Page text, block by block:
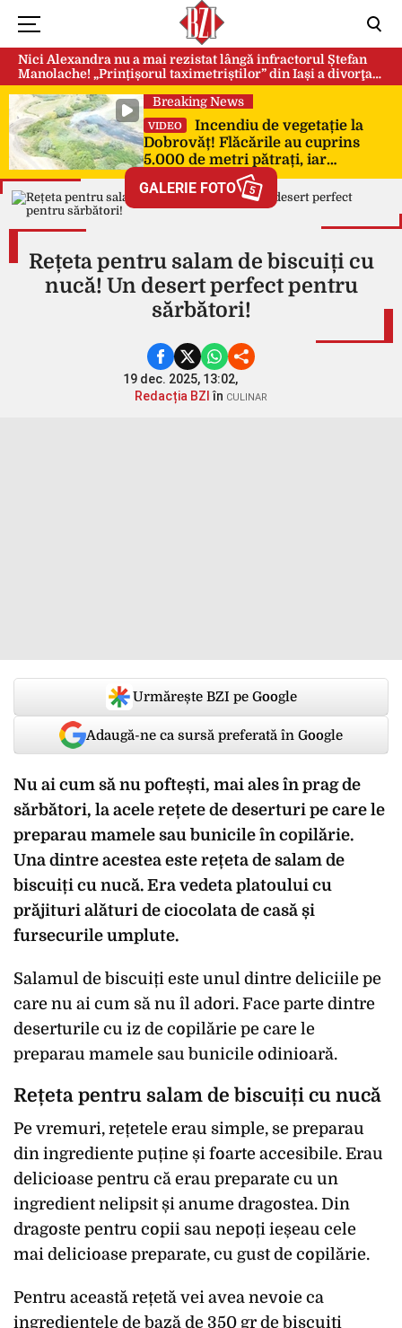
Nici Alexandra nu a mai rezistat lângă infractorul Ștefan
Manolache! „Prințișorul taximetriștilor” din Iași a divorţat
după doi ani de căsnicie
Breaking News
VIDEO
Incendiu de vegetație la
Dobrovăț! Flăcările au cuprins
5.000 de metri pătrați, iar
pompierii au intervenit de urgență
GALERIE FOTO 5
Rețeta pentru salam de biscuiți cu
nucă! Un desert perfect pentru
sărbători!
19 dec. 2025, 13:02,
Redacția BZI în CULINAR
Urmărește BZI pe Google
Adaugă-ne ca sursă preferată în Google
Nu ai cum să nu poftești, mai ales în prag de
sărbători, la acele rețete de deserturi pe care le
preparau mamele sau bunicile în copilărie.
Una dintre acestea este rețeta de salam de
biscuiți cu nucă. Era vedeta platoului cu
prăjituri alături de ciocolata de casă și
fursecurile umplute.
Salamul de biscuiți este unul dintre deliciile pe
care nu ai cum să nu îl adori. Face parte dintre
deserturile cu iz de copilărie pe care le
preparau mamele sau bunicile odinioară.
Rețeta pentru salam de biscuiți cu nucă
Pe vremuri, rețetele erau simple, se preparau
din ingrediente puține și foarte accesibile. Erau
delicioase pentru că erau preparate cu un
ingredient nelipsit și anume dragostea. Din
dragoste pentru copii sau nepoți ieșeau cele
mai delicioase preparate, cu gust de copilărie.
Pentru această rețetă vei avea nevoie ca
ingredientele de bază de 350 gr de biscuiți